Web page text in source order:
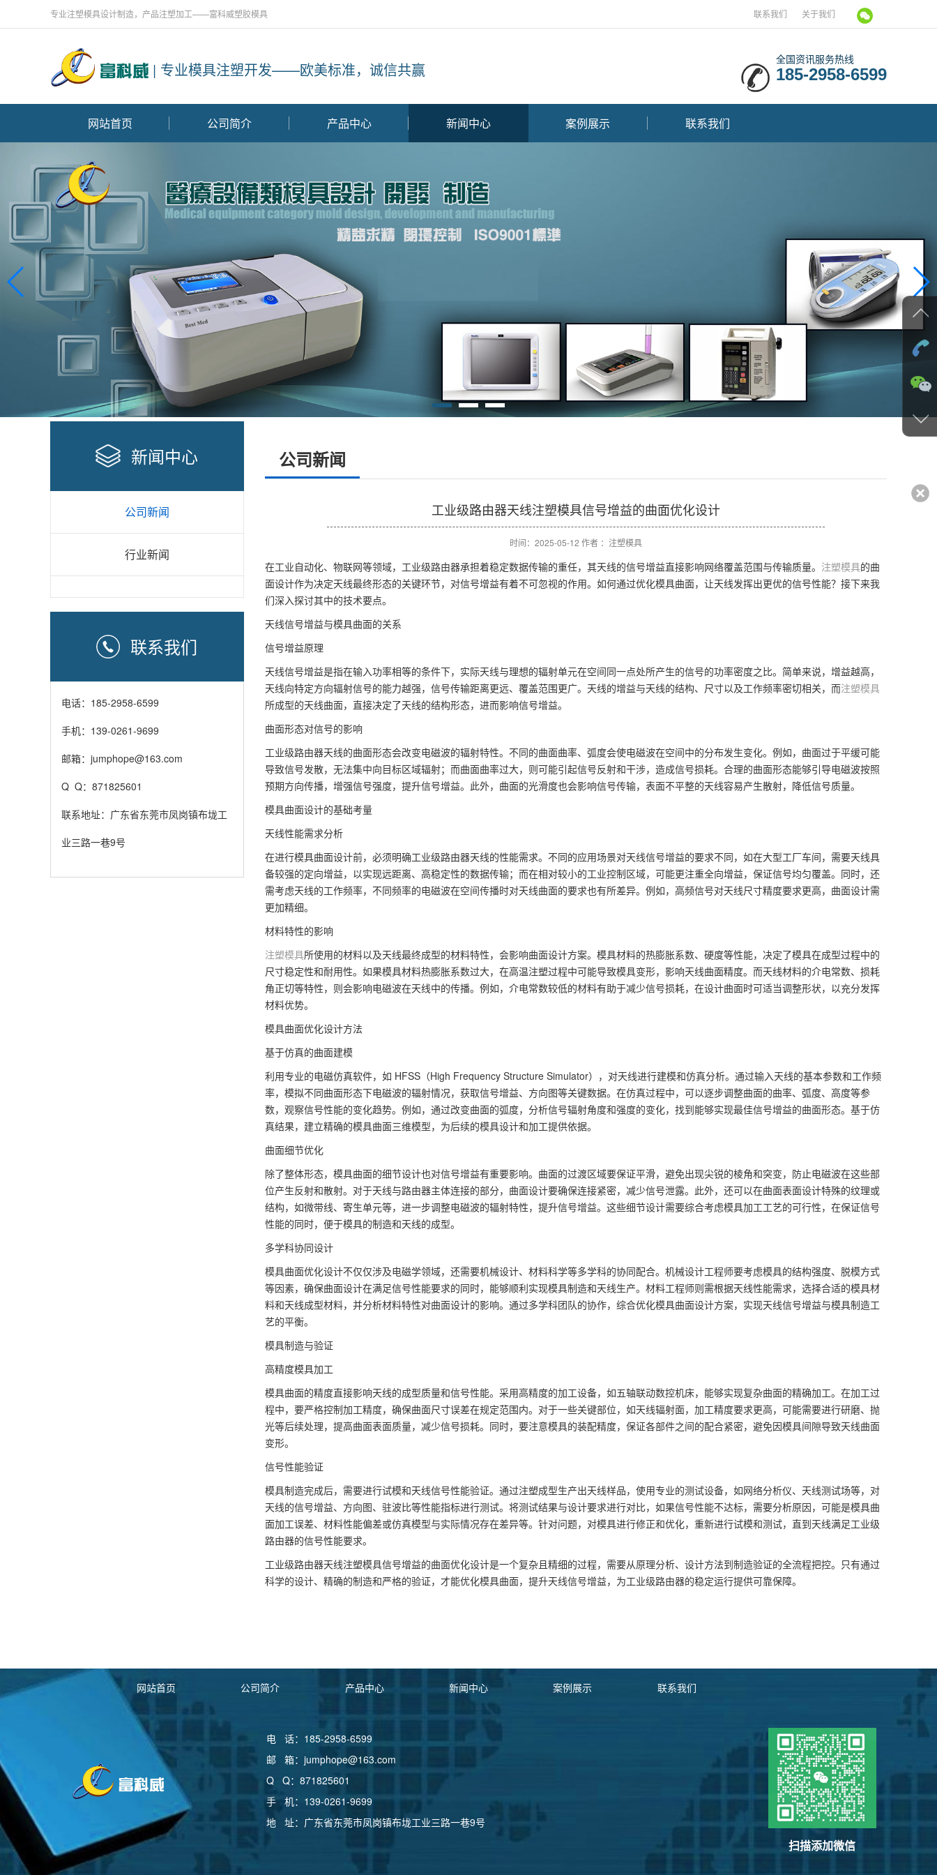
专业注塑模具设计制造，产品注塑加工——富科威塑胶模具 联系我们 关于我们
| 专业模具注塑开发——欧美标准，诚信共赢
全国资讯服务热线
185-2958-6599
网站首页 公司简介 产品中心 新闻中心 案例展示 联系我们
新闻中心
公司新闻
行业新闻
联系我们
电话：185-2958-6599
手机：139-0261-9699
邮箱：jumphope@163.com
Q Q：871825601
联系地址：广东省东莞市凤岗镇布垅工
业三路一巷9号
公司新闻
工业级路由器天线注塑模具信号增益的曲面优化设计​
时间：2025-05-12 作者 ：注塑模具
在工业自动化、物联网等领域，工业级路由器承担着稳定数据传输的重任，其天线的信号增益直接影响网络覆盖范围与传输质量。 注塑模具的曲
面设计作为决定天线最终形态的关键环节，对信号增益有着不可忽视的作用。如何通过优化模具曲面，让天线发挥出更优的信号性能？接下来我
们深入探讨其中的技术要点。
天线信号增益与模具曲面的关系
信号增益原理
天线信号增益是指在输入功率相等的条件下，实际天线与理想的辐射单元在空间同一点处所产生的信号的功率密度之比。简单来说，增益越高，
天线向特定方向辐射信号的能力越强，信号传输距离更远、覆盖范围更广。天线的增益与天线的结构、尺寸以及工作频率密切相关，而注塑模具
所成型的天线曲面，直接决定了天线的结构形态，进而影响信号增益。
曲面形态对信号的影响
工业级路由器天线的曲面形态会改变电磁波的辐射特性。不同的曲面曲率、弧度会使电磁波在空间中的分布发生变化。例如，曲面过于平缓可能
导致信号发散，无法集中向目标区域辐射；而曲面曲率过大，则可能引起信号反射和干涉，造成信号损耗。合理的曲面形态能够引导电磁波按照
预期方向传播，增强信号强度，提升信号增益。此外，曲面的光滑度也会影响信号传输，表面不平整的天线容易产生散射，降低信号质量。
模具曲面设计的基础考量
天线性能需求分析
在进行模具曲面设计前，必须明确工业级路由器天线的性能需求。不同的应用场景对天线信号增益的要求不同，如在大型工厂车间，需要天线具
备较强的定向增益，以实现远距离、高稳定性的数据传输；而在相对较小的工业控制区域，可能更注重全向增益，保证信号均匀覆盖。同时，还
需考虑天线的工作频率，不同频率的电磁波在空间传播时对天线曲面的要求也有所差异。例如，高频信号对天线尺寸精度要求更高，曲面设计需
更加精细。
材料特性的影响
注塑模具所使用的材料以及天线最终成型的材料特性，会影响曲面设计方案。模具材料的热膨胀系数、硬度等性能，决定了模具在成型过程中的
尺寸稳定性和耐用性。如果模具材料热膨胀系数过大，在高温注塑过程中可能导致模具变形，影响天线曲面精度。而天线材料的介电常数、损耗
角正切等特性，则会影响电磁波在天线中的传播。例如，介电常数较低的材料有助于减少信号损耗，在设计曲面时可适当调整形状，以充分发挥
材料优势。
模具曲面优化设计方法
基于仿真的曲面建模
利用专业的电磁仿真软件，如 HFSS（High Frequency Structure Simulator），对天线进行建模和仿真分析。通过输入天线的基本参数和工作频
率，模拟不同曲面形态下电磁波的辐射情况，获取信号增益、方向图等关键数据。在仿真过程中，可以逐步调整曲面的曲率、弧度、高度等参
数，观察信号性能的变化趋势。例如，通过改变曲面的弧度，分析信号辐射角度和强度的变化，找到能够实现最佳信号增益的曲面形态。基于仿
真结果，建立精确的模具曲面三维模型，为后续的模具设计和加工提供依据。
曲面细节优化
除了整体形态，模具曲面的细节设计也对信号增益有重要影响。曲面的过渡区域要保证平滑，避免出现尖锐的棱角和突变，防止电磁波在这些部
位产生反射和散射。对于天线与路由器主体连接的部分，曲面设计要确保连接紧密，减少信号泄露。此外，还可以在曲面表面设计特殊的纹理或
结构，如微带线、寄生单元等，进一步调整电磁波的辐射特性，提升信号增益。这些细节设计需要综合考虑模具加工工艺的可行性，在保证信号
性能的同时，便于模具的制造和天线的成型。
多学科协同设计
模具曲面优化设计不仅仅涉及电磁学领域，还需要机械设计、材料科学等多学科的协同配合。机械设计工程师要考虑模具的结构强度、脱模方式
等因素，确保曲面设计在满足信号性能要求的同时，能够顺利实现模具制造和天线生产。材料工程师则需根据天线性能需求，选择合适的模具材
料和天线成型材料，并分析材料特性对曲面设计的影响。通过多学科团队的协作，综合优化模具曲面设计方案，实现天线信号增益与模具制造工
艺的平衡。
模具制造与验证
高精度模具加工
模具曲面的精度直接影响天线的成型质量和信号性能。采用高精度的加工设备，如五轴联动数控机床，能够实现复杂曲面的精确加工。在加工过
程中，要严格控制加工精度，确保曲面尺寸误差在规定范围内。对于一些关键部位，如天线辐射面，加工精度要求更高，可能需要进行研磨、抛
光等后续处理，提高曲面表面质量，减少信号损耗。同时，要注意模具的装配精度，保证各部件之间的配合紧密，避免因模具间隙导致天线曲面
变形。
信号性能验证
模具制造完成后，需要进行试模和天线信号性能验证。通过注塑成型生产出天线样品，使用专业的测试设备，如网络分析仪、天线测试场等，对
天线的信号增益、方向图、驻波比等性能指标进行测试。将测试结果与设计要求进行对比，如果信号性能不达标，需要分析原因，可能是模具曲
面加工误差、材料性能偏差或仿真模型与实际情况存在差异等。针对问题，对模具进行修正和优化，重新进行试模和测试，直到天线满足工业级
路由器的信号性能要求。
工业级路由器天线注塑模具信号增益的曲面优化设计是一个复杂且精细的过程，需要从原理分析、设计方法到制造验证的全流程把控。只有通过
科学的设计、精确的制造和严格的验证，才能优化模具曲面，提升天线信号增益，为工业级路由器的稳定运行提供可靠保障。
网站首页 公司简介 产品中心 新闻中心 案例展示 联系我们
电 话：185-2958-6599
邮 箱：jumphope@163.com
Q Q：871825601
手 机：139-0261-9699
地 址：广东省东莞市凤岗镇布垅工业三路一巷9号
扫描添加微信